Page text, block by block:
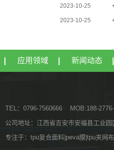
2023-10-25
2023-10-25
应用领域 新闻动态
TEL：0796-7560666 MOB:188-
公司地址：江西省吉安市安福县工业园
专注于：tpu复合面料|peva膜|tpu夹网